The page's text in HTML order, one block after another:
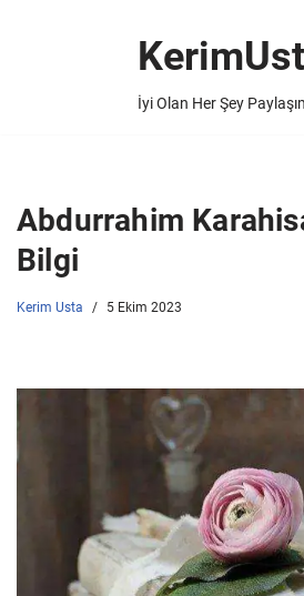
İyi Olan Her Şey
Abdurrahim
Bilgi
Kerim Usta 5 Ekim 2023